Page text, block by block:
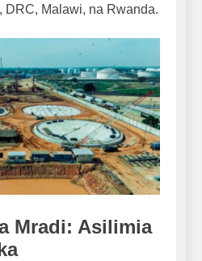
DRC, Malawi, na Rwanda.
Mradi: Asilimia